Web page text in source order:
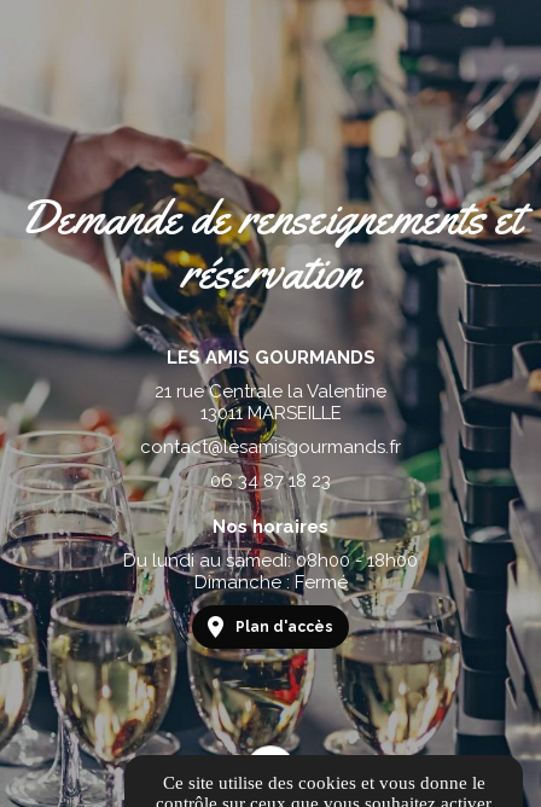
Demande de renseignements et
réservation
LES AMIS GOURMANDS
21 rue Centrale la Valentine
13011 MARSEILLE
contact@lesamisgourmands.fr
06 34 87 18 23
Nos horaires
Du lundi au samedi: 08h00 - 18h00
Dimanche : Fermé
Plan d'accès
Ce site utilise des cookies et vous donne le
contrôle sur ceux que vous souhaitez activer